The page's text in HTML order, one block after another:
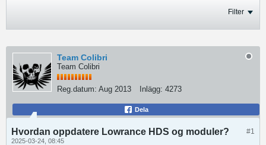
Filter
Team Colibri
Team Colibri
Reg.datum: Aug 2013 Inlägg: 4273
Dela
#1
Hvordan oppdatere Lowrance HDS og moduler?
2025-03-24, 08:45